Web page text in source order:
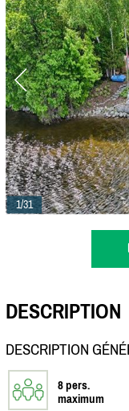
1/31
DESCRIPTION
DESCRIPTION
8 pers.
maximum